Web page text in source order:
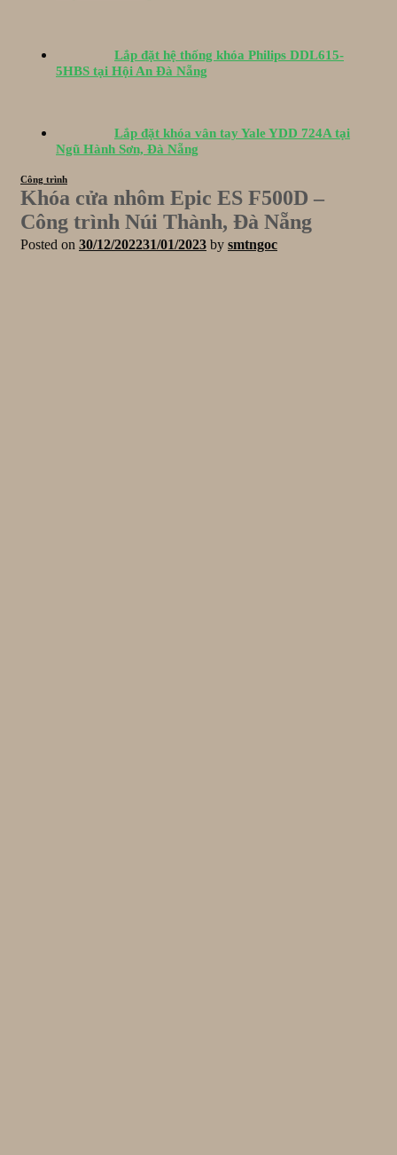
Lắp đặt hệ thống khóa Philips DDL615-
5HBS tại Hội An Đà Nẵng
Lắp đặt khóa vân tay Yale YDD 724A tại
Ngũ Hành Sơn, Đà Nẵng
Công trình
Khóa cửa nhôm Epic ES F500D –
Công trình Núi Thành, Đà Nẵng
Posted on 30/12/202231/01/2023 by smtngoc